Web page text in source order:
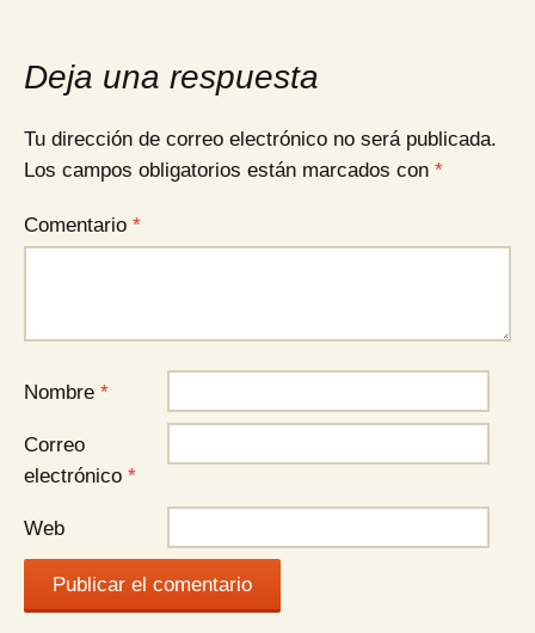
Deja una respuesta
Tu dirección de correo electrónico no será publicada.
Los campos obligatorios están marcados con *
Comentario *
Nombre *
Correo
electrónico *
Web